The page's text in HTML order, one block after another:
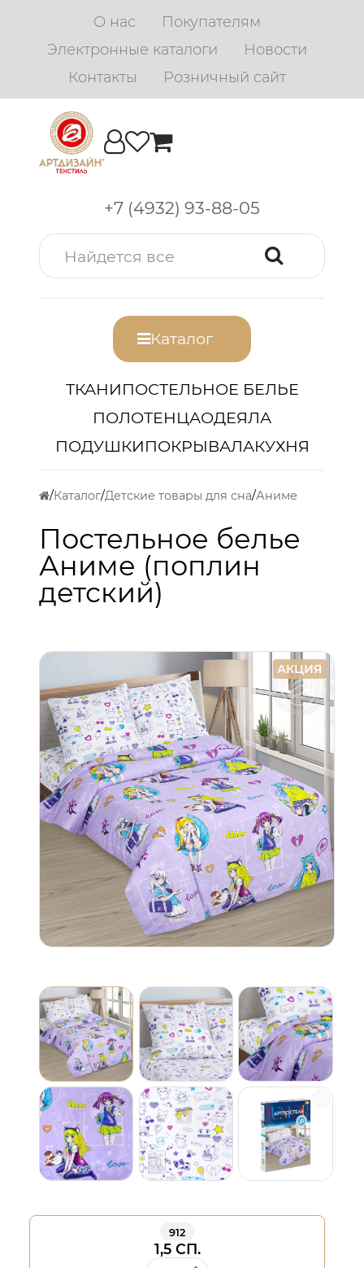
О нас
Покупателям
Электронные каталоги
Новости
Контакты
Розничный сайт
+7 (4932) 93-88-05
Каталог
ТКАНИПОСТЕЛЬНОЕ БЕЛЬЕ
ПОЛОТЕНЦАОДЕЯЛА
ПОДУШКИПОКРЫВАЛАКУХНЯ
Каталог Детские товары для сна Аниме
Постельное белье
Аниме (поплин
детский)
АКЦИЯ
912
1,5 СП.